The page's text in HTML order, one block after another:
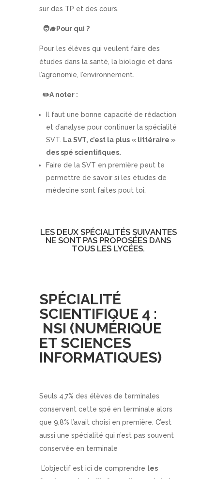
sur des TP et des cours.
🧑 Pour qui ?
Pour les élèves qui veulent faire des
études dans la santé, la biologie et dans
l’agronomie, l’environnement.
✏️A noter :
Il faut une bonne capacité de rédaction
et d’analyse pour continuer la spécialité
SVT.
La SVT, c’est la plus « littéraire »
des spé scientifiques.
Faire de la SVT en première peut te
permettre de savoir si les études de
médecine sont faites pout toi.
LES DEUX SPÉCIALITÉS SUIVANTES
NE SONT PAS PROPOSÉES DANS
TOUS LES LYCÉES.
SPÉCIALITÉ
SCIENTIFIQUE 4 :
NSI (NUMÉRIQUE
ET SCIENCES
INFORMATIQUES)
Seuls 4,7% des élèves de terminales
conservent cette spé en terminale alors
que 9,8% l’avait choisi en première. C’est
aussi une spécialité qui n’est pas souvent
conservée en terminale
L’objectif est ici de comprendre les